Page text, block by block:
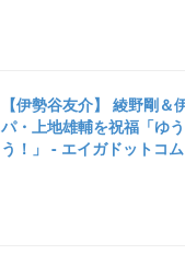
【伊勢谷友介】 綾野剛＆
パ・上地雄輔を祝福「ゆ
う！」 - エイガドットコム